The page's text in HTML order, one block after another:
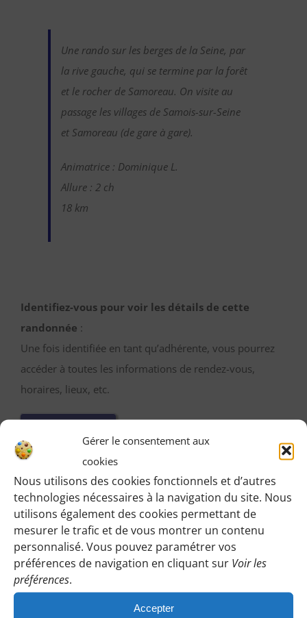
Gérer le consentement aux
cookies
Nous utilisons des cookies fonctionnels et d’autres
technologies nécessaires à la navigation du site. Nous
utilisons également des cookies permettant de
mesurer le trafic et de vous montrer un contenu
personnalisé. Vous pouvez paramétrer vos
préférences de navigation en cliquant sur Voir les
préférences.
Accepter
Une rando sur les berges de la Seine, par
la rive gauche, qui se termine par la forêt
et le rocher de Samoreau. On visite au
passage les villages de Samois-sur-Seine
et Samoreau (de gare à gare).
Animatrice : Dominique L.
Allure : 2 ch
18 km
Identifiez-vous pour voir les détails de cette
randonnée :
Une fois identifiée en tant qu’adhérente, vous pourrez
accéder à toutes les informations de rendez-vous,
horaires, lieux, etc.
Vous pouvez participer gratuitement à deux
randonnées d’essai sans engagement de votre part
:
Cliquez sur le bouton ci-dessous et indiquez-nous votre
choix en laissant vos coordonnées pour que l’on puisse
vous répondre en vous précisant le lieu de rendez-vous